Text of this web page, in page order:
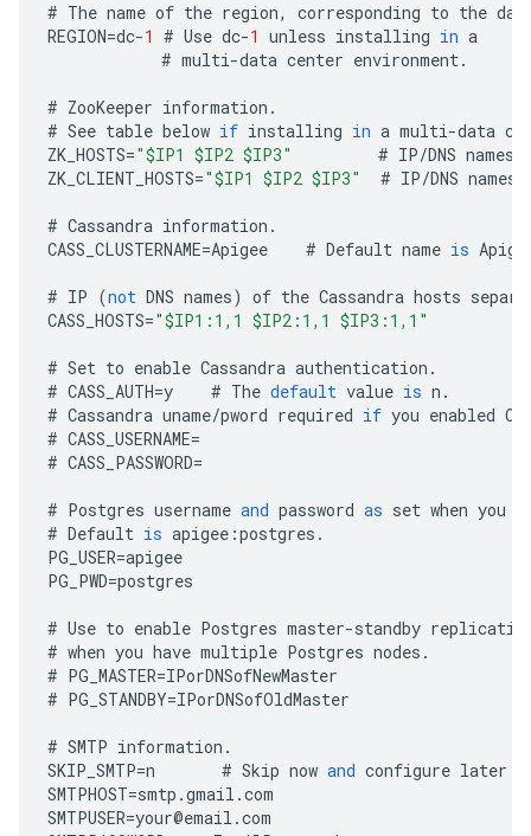
# The name of the region, corresponding to the
REGION=dc-1 # Use dc-1 unless installing in a
# multi-data center environment.
# ZooKeeper information .
# See table below if installing in a multi-data
ZK_HOSTS="$IP1 $IP2 $IP3" # IP/DNS names
ZK_CLIENT_HOSTS="$IP1 $IP2 $IP3" # IP/DNS names
# Cassandra information .
CASS_CLUSTERNAME=Apigee # Default name is
# IP (not DNS names) of the Cassandra hosts
CASS_HOSTS="$IP1:1,1 $IP2:1,1 $IP3:1,1"
# Set to enable Cassandra authentication .
# CASS_AUTH=y # The default value is n .
# Cassandra uname/pword required if you enabled
# CASS_USERNAME=
# CASS_PASSWORD=
# Postgres username and password as set when you
# Default is apigee :postgres .
PG_USER=apigee
PG_PWD=postgres
# Use to enable Postgres master-standby
# when you have multiple Postgres nodes .
# PG_MASTER=IPorDNSofNewMaster
# PG_STANDBY=IPorDNSofOldMaster
# SMTP information .
SKIP_SMTP=n # Skip now and configure later
SMTPHOST=smtp .gmail .com
SMTPUSER=your@email .com